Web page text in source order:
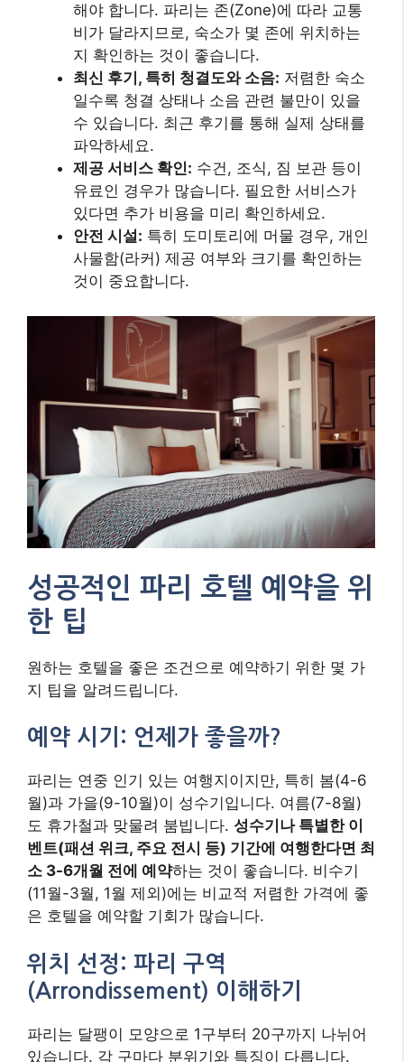
해야 합니다. 파리는 존(Zone)에 따라 교통
비가 달라지므로, 숙소가 몇 존에 위치하는
지 확인하는 것이 좋습니다.
최신 후기, 특히 청결도와 소음: 저렴한 숙소
일수록 청결 상태나 소음 관련 불만이 있을
수 있습니다. 최근 후기를 통해 실제 상태를
파악하세요.
제공 서비스 확인: 수건, 조식, 짐 보관 등이
유료인 경우가 많습니다. 필요한 서비스가
있다면 추가 비용을 미리 확인하세요.
안전 시설: 특히 도미토리에 머물 경우, 개인
사물함(라커) 제공 여부와 크기를 확인하는
것이 중요합니다.
성공적인 파리 호텔 예약을 위
한 팁
원하는 호텔을 좋은 조건으로 예약하기 위한 몇 가
지 팁을 알려드립니다.
예약 시기: 언제가 좋을까?
파리는 연중 인기 있는 여행지이지만, 특히 봄(4-6
월)과 가을(9-10월)이 성수기입니다. 여름(7-8월)
도 휴가철과 맞물려 붐빕니다. 성수기나 특별한 이
벤트(패션 위크, 주요 전시 등) 기간에 여행한다면 최
소 3-6개월 전에 예약하는 것이 좋습니다. 비수기
(11월-3월, 1월 제외)에는 비교적 저렴한 가격에 좋
은 호텔을 예약할 기회가 많습니다.
위치 선정: 파리 구역
(Arrondissement) 이해하기
파리는 달팽이 모양으로 1구부터 20구까지 나뉘어
있습니다. 각 구마다 분위기와 특징이 다릅니다.